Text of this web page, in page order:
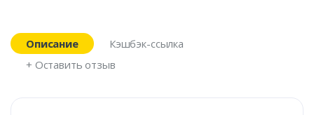
Описание
Кэшбэк-ссылка
+ Оставить отзыв